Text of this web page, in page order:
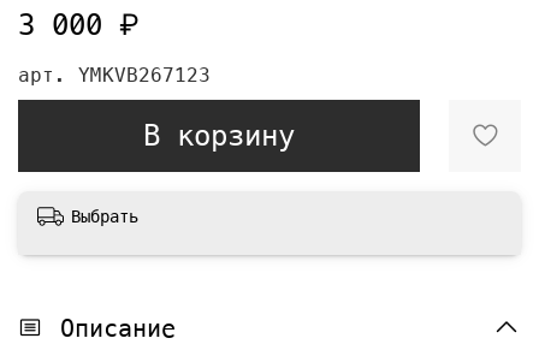
арт. YMKVB267123
3 000 ₽
В корзину
Выбрать
Описание